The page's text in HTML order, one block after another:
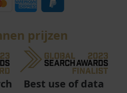
prijzen
Best use of data